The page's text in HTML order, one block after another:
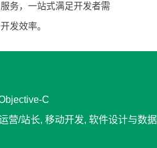
务，一站式满足开发者需
发效率。
C
营/站长, 移动开发, 软件设计与数